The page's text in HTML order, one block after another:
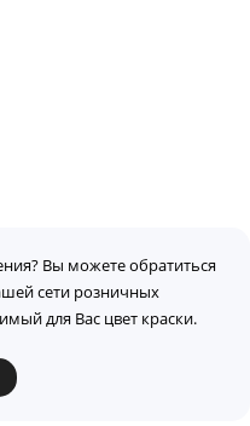
Вы можете обратиться
сети розничных
для Вас цвет краски.